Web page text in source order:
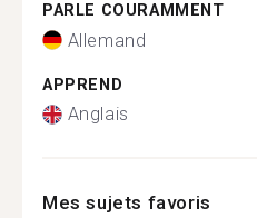
PARLE COURAMMENT
Allemand
APPREND
Anglais
Mes sujets favoris